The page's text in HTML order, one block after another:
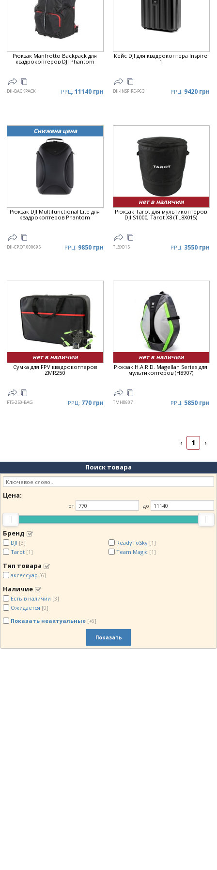
▲
Рюкзак Manfrotto Backpack для
квадрокоптеров DJI Phantom
DJI-BACKPACK РРЦ: 11140 грн
Кейс DJI для квадрокоптера Inspire
1
DJI-INSPIRE-P63 РРЦ: 9420 грн
Снижена цена
Рюкзак DJI Multifunctional Lite для
квадрокоптеров Phantom
DJI-CP.QT.000695 РРЦ: 9850 грн
нет в наличии
Рюкзак Tarot для мультикоптеров
DJI S1000, Tarot X8 (TL8X015)
TL8X015 РРЦ: 3550 грн
нет в наличии
Сумка для FPV квадрокоптеров
ZMR250
RTS-250-BAG РРЦ: 770 грн
нет в наличии
Рюкзак H.A.R.D. Magellan Series для
мультикоптеров (H8907)
TMH8907 РРЦ: 5850 грн
‹ 1 ›
Поиск товара
Цена:
от до
Бренд
DJI [3] ReadyToSky [1]
Tarot [1] Team Magic [1]
Тип товара
аксессуар [6]
Наличие
Есть в наличии [3]
Ожидается [0]
Показать неактуальные [+6]
Показать